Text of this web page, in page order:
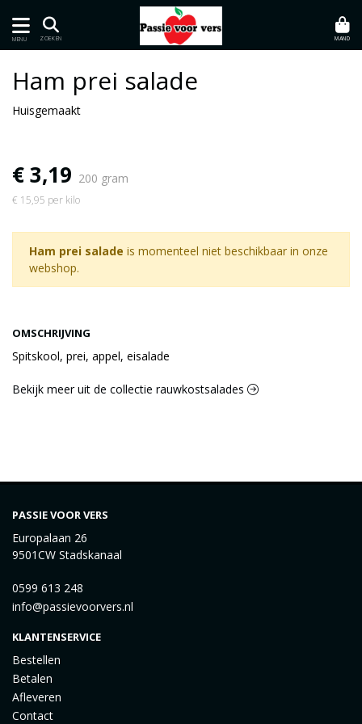
MENU ZOEKEN MAND
OMSCHRIJVING
Spitskool, prei, appel, eisalade
Ham prei salade
Huisgemaakt
€ 3,19 200 gram
€ 15,95 per kilo
Ham prei salade is momenteel niet beschikbaar in onze
webshop.
Bekijk meer uit de collectie rauwkostsalades
PASSIE VOOR VERS
Europalaan 26
9501CW Stadskanaal
0599 613 248
info@passievoorvers.nl
KLANTENSERVICE
Bestellen
Betalen
Afleveren
Contact